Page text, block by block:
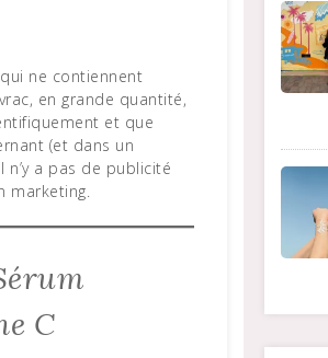
ne contiennent
en grande quantité,
et que
(et dans un
n’y a pas de publicité
marketing.
C